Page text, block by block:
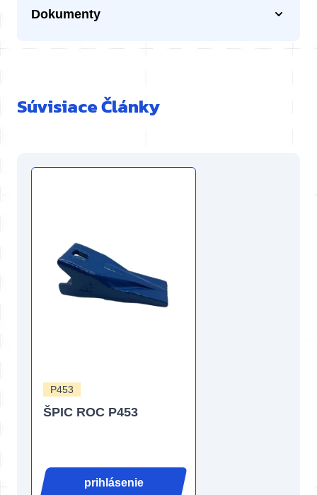
Dokumenty
Súvisiace Články
P453
ŠPIC ROC P453
prihlásenie